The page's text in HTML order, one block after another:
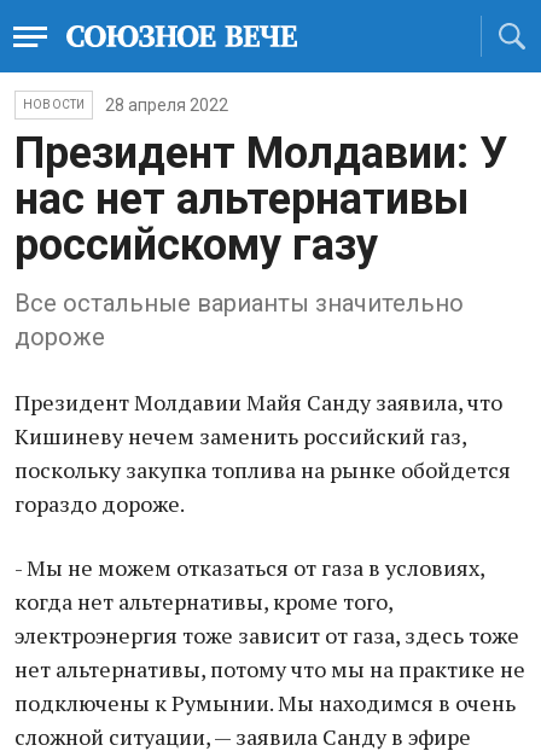
НОВОСТИ 28 апреля 2022
Президент Молдавии: У
нас нет альтернативы
российскому газу
Все остальные варианты значительно
дороже
Президент Молдавии Майя Санду заявила, что
Кишиневу нечем заменить российский газ,
поскольку закупка топлива на рынке обойдется
гораздо дороже.
- Мы не можем отказаться от газа в условиях,
когда нет альтернативы, кроме того,
электроэнергия тоже зависит от газа, здесь тоже
нет альтернативы, потому что мы на практике не
подключены к Румынии. Мы находимся в очень
сложной ситуации, — заявила Санду в эфире